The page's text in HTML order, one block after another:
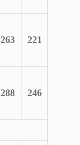
263 221
288 246